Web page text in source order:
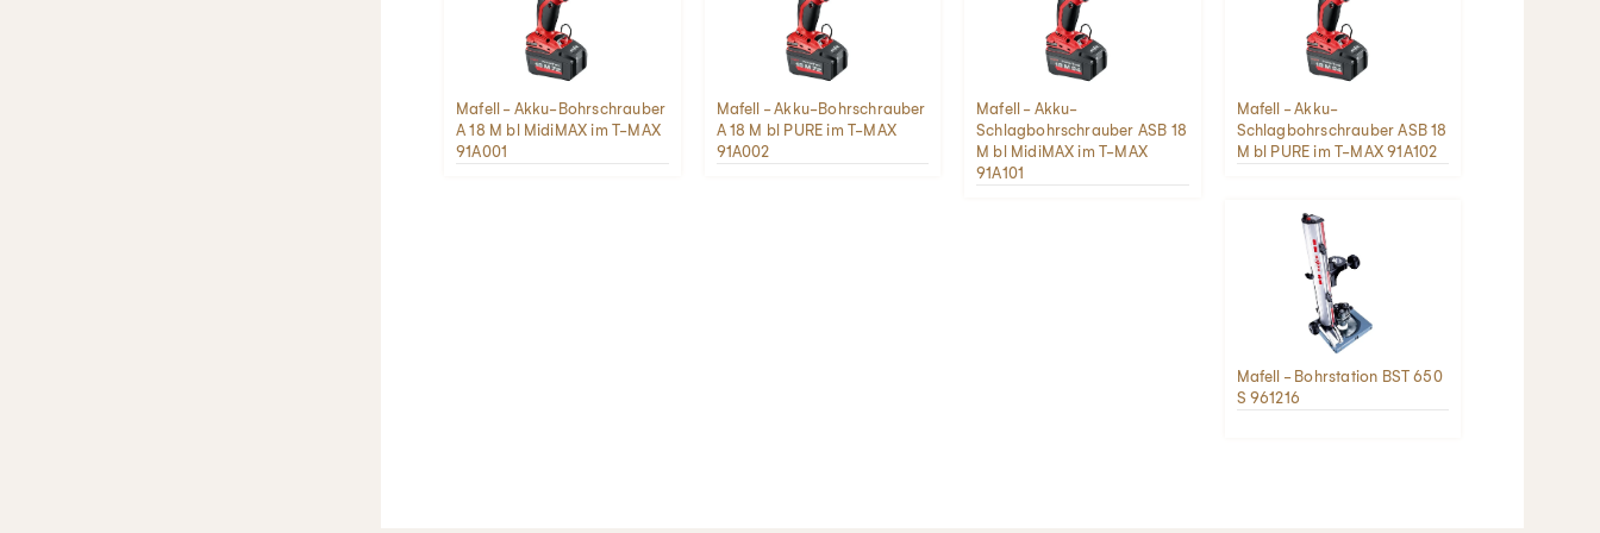
Mafell - Akku-Bohrschrauber
A 18 M bl MidiMAX im T-MAX
91A001
Mafell - Akku-Bohrschrauber
A 18 M bl PURE im T-MAX
91A002
Mafell - Akku-
Schlagbohrschrauber ASB 18
M bl MidiMAX im T-MAX
91A101
Mafell - Akku-
Schlagbohrschrauber ASB 18
M bl PURE im T-MAX 91A102
Mafell - Bohrstation BST 650
S 961216